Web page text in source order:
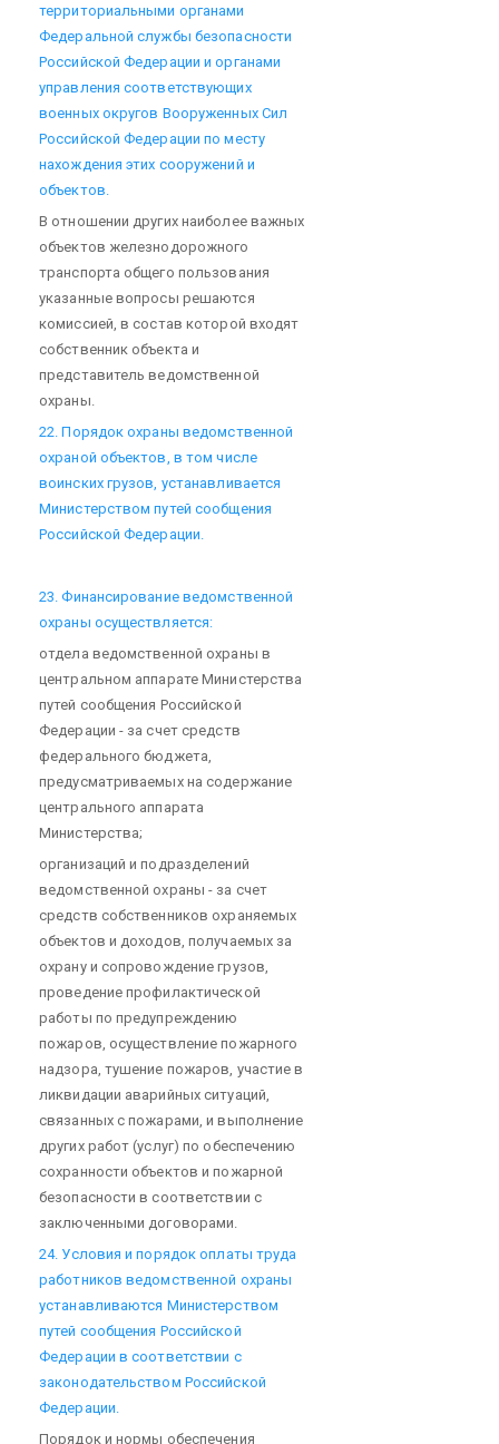
территориальными органами
Федеральной службы безопасности
Российской Федерации и органами
управления соответствующих
военных округов Вооруженных Сил
Российской Федерации по месту
нахождения этих сооружений и
объектов.
В отношении других наиболее важных
объектов железнодорожного
транспорта общего пользования
указанные вопросы решаются
комиссией, в состав которой входят
собственник объекта и
представитель ведомственной
охраны.
22. Порядок охраны ведомственной
охраной объектов, в том числе
воинских грузов, устанавливается
Министерством путей сообщения
Российской Федерации.
23. Финансирование ведомственной
охраны осуществляется:
отдела ведомственной охраны в
центральном аппарате Министерства
путей сообщения Российской
Федерации - за счет средств
федерального бюджета,
предусматриваемых на содержание
центрального аппарата
Министерства;
организаций и подразделений
ведомственной охраны - за счет
средств собственников охраняемых
объектов и доходов, получаемых за
охрану и сопровождение грузов,
проведение профилактической
работы по предупреждению
пожаров, осуществление пожарного
надзора, тушение пожаров, участие в
ликвидации аварийных ситуаций,
связанных с пожарами, и выполнение
других работ (услуг) по обеспечению
сохранности объектов и пожарной
безопасности в соответствии с
заключенными договорами.
24. Условия и порядок оплаты труда
работников ведомственной охраны
устанавливаются Министерством
путей сообщения Российской
Федерации в соответствии с
законодательством Российской
Федерации.
Порядок и нормы обеспечения